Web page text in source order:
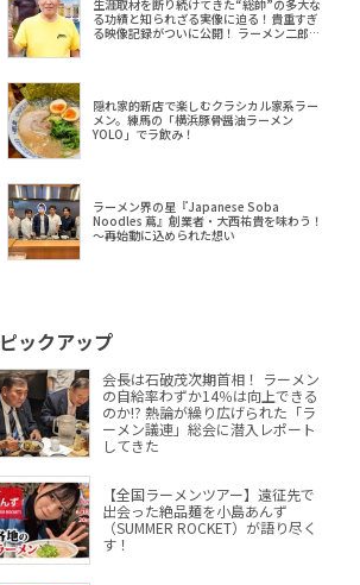
生涯取材を断り続けてきた“総帥”の多大な
る功績と知られざる実像に迫る！貴重すぎ
る映像記録がついに公開！ ラーメン二郎
隠れ家的新店で楽しむクラシカル家系ラー
メン。練馬の「横浜豚骨醤油ラーメン
YOLO」でラ飲み！
ラーメン界の星『Japanese Soba
Noodles 蔦』創業者・大西祐貴を味わう！
～再始動に込められた想い
ピックアップ
会長は石破茂次期首相！ ラーメン
の自給率わずか14％は向上できる
のか!? 熱論が繰り広げられた「ラ
ーメン議連」総会に潜入レポート
してきた
【全国ラーメンツアー】遠征先で
出会った絶品麺を小島あんず
（SUMMER ROCKET）が語り尽く
す！